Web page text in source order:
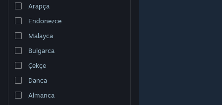
Arapça
Endonezce
Malayca
Bulgarca
Çekçe
Danca
Almanca